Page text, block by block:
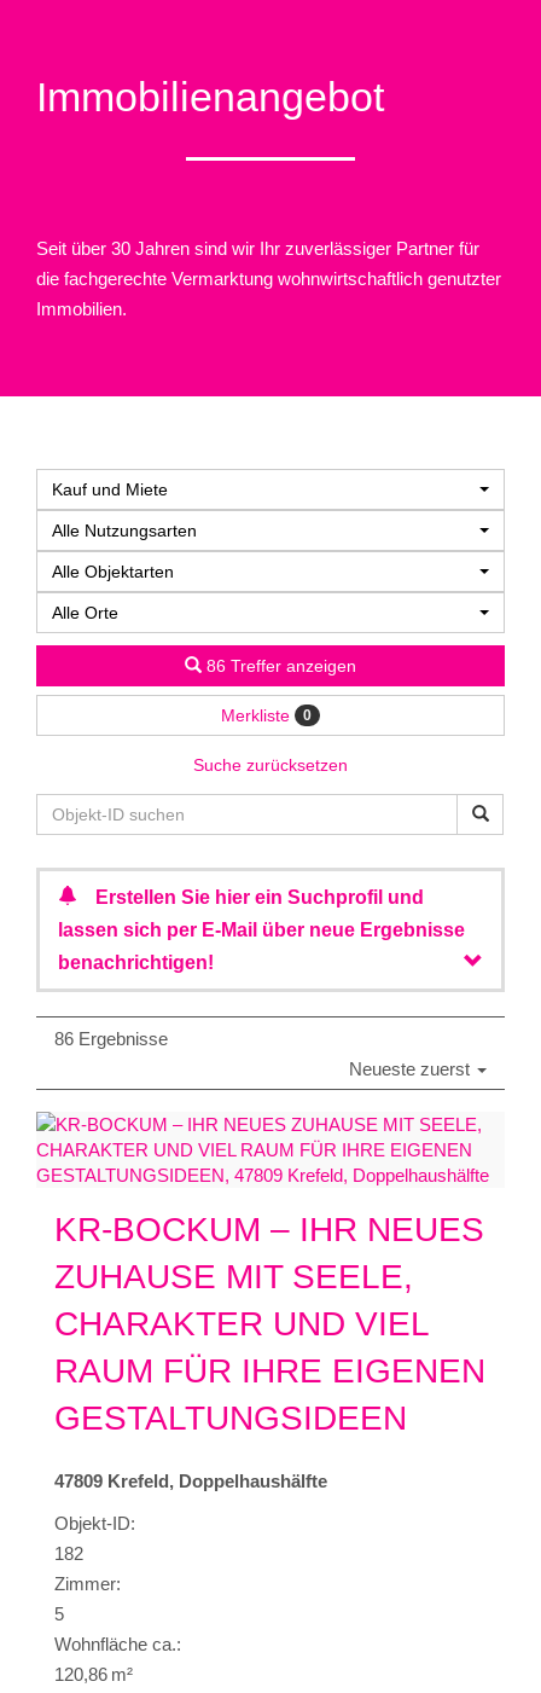
Immobilien­angebot
Seit über 30 Jahren sind wir Ihr zuverlässiger Partner für
die fachgerechte Vermarktung wohnwirtschaftlich genutzter
Immobilien.
Kauf und Miete
Alle Nutzungsarten
Alle Objektarten
Alle Orte
86 Treffer anzeigen
Merkliste 0
Suche zurücksetzen
Erstellen Sie hier ein Suchprofil und
lassen sich per E-Mail über neue Ergebnisse
benachrichtigen!
86 Ergebnisse
Neueste zuerst
KR-BOCKUM – IHR NEUES
ZUHAUSE MIT SEELE,
CHARAKTER UND VIEL
RAUM FÜR IHRE EIGENEN
GESTALTUNGSIDEEN
47809 Krefeld, Doppelhaushälfte
Objekt-ID:
182
Zimmer:
5
Wohnfläche ca.:
120,86 m²